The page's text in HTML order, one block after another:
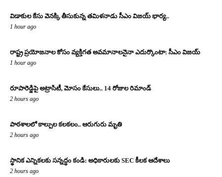
విడాకుల కేసు వెనక్కి తీసుకున్న తమిళనాడు సీఎం విజయ్ భార్య..
1 hour ago
రాష్ట్ర ప్రయోజనాల కోసం వ్యక్తిగత అవమానాలనైనా ఎదుర్కొంటా: సీఎం విజయ్
1 hour ago
రూపారెడ్డిపై అట్రాసిటీ, మోసం కేసులు.. 14 రోజుల రిమాండ్
2 hours ago
పాఠశాలలో కాల్పుల కలకలం.. ఆరుగురు మృతి
2 hours ago
స్థానిక ఎన్నికలకు సన్నద్ధం కండి: అధికారులకు SEC కీలక ఆదేశాలు
2 hours ago